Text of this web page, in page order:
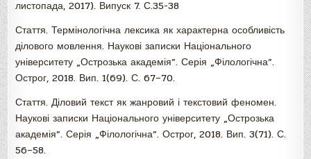
листопада, 2017). Випуск 7. С.35-38
Стаття. Термінологічна лексика як характерна особливість
ділового мовлення. Наукові записки Національного
університету „Острозька академія”. Серія „Філологічна”.
Острог, 2018. Вип. 1(69). С. 67–70.
Стаття. Діловий текст як жанровий і текстовий феномен.
Наукові записки Національного університету „Острозька
академія”. Серія „Філологічна”. Острог, 2018. Вип. 3(71). С.
56–58.